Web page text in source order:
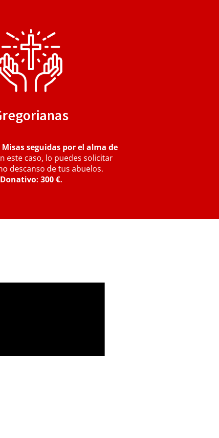
Misas seguidas por el alma de
este caso, lo puedes solicitar
descanso de tus abuelos.
Donativo: 300 €.